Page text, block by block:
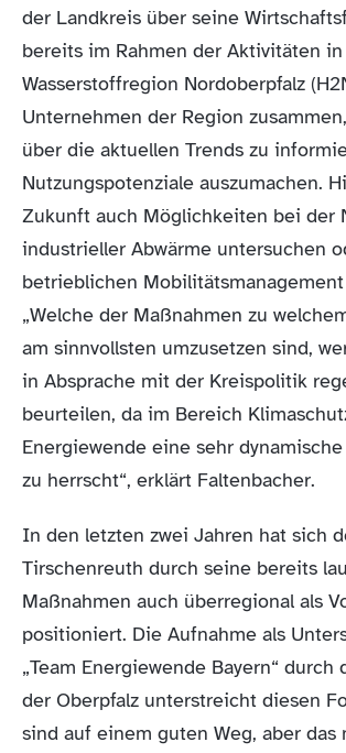
der Landkreis über seine
bereits im Rahmen der Aktivitäten
Wasserstoffregion Nordoberpfalz
Unternehmen der Region
über die aktuellen Trends zu
Nutzungspotenziale auszumachen.
Zukunft auch Möglichkeiten bei der
industrieller Abwärme untersuchen
betrieblichen
„Welche der Maßnahmen zu
am sinnvollsten umzusetzen sind,
in Absprache mit der Kreispolitik
beurteilen, da im Bereich
Energiewende eine sehr
zu herrscht“, erklärt Faltenbacher.
In den letzten zwei Jahren hat sich
Tirschenreuth durch seine bereits
Maßnahmen auch überregional als
positioniert. Die Aufnahme als
„Team Energiewende Bayern“ durch
der Oberpfalz unterstreicht diesen
sind auf einem guten Weg, aber das